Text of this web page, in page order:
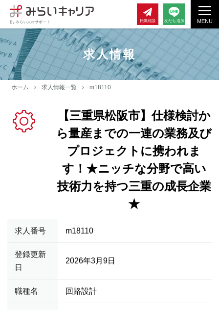
MENU
転職相談 友だち追加
求人情報
ホーム 求人情報一覧 m18110
【三重県松阪市】仕様検討か
ら量産までの一連の業務及び
プロジェクトに携われま
す！★ニッチな分野で高い
技術力を持つ三重の成長企業
★
求人番号 m18110
登録更新
日
2026年3月9日
職種名 回路設計